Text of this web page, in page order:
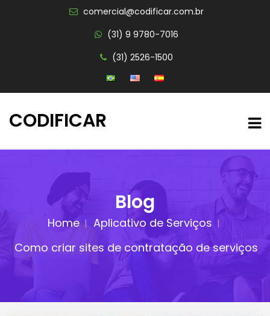
comercial@codificar.com.br
(31) 9 9780-7016
(31) 2526-1500
CODIFICAR
Blog
Home
Aplicativo de Serviços
Como criar sites de contratação de serviços